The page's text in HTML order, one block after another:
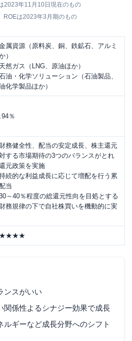
2023年11月10日現在のもの
ROEは2023年3月期のもの
金属資源（原料炭、銅、鉄鉱石、アルミ
）
然ガス（LNG、原油ほか）
石油・化学ソリューション（石油製品、
化学製品ほか）
％
財務健全性、配当の安定成長、株主還元
する市場期待の3つのバランスがとれ
元政策を実施
持続的な利益成長に応じて増配を行う累
当
30～40％程度の総還元性向を目処とする
財務規律の下で自社株買いを機動的に実
ンスがいい
関係性よるシナジー効果で成長
ルギーなど成長分野へのシフト